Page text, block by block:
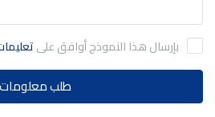
بإرسال هذا النموذج أوافق على
طلب معلومات